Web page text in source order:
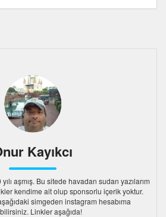
Kayıkcı
aşmış. Bu sitede havadan sudan yazılarım
kendime ait olup sponsorlu içerik yoktur.
simgeden instagram hesabıma
Linkler aşağıda!